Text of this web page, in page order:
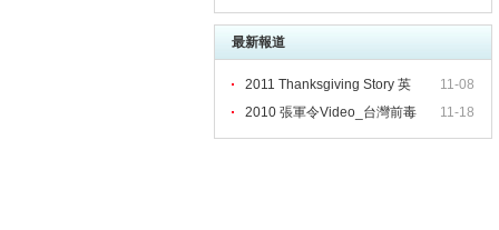
最新報道
11-08
2011 Thanksgiving Story 英
11-18
2010 張軍令Video_台灣前毒